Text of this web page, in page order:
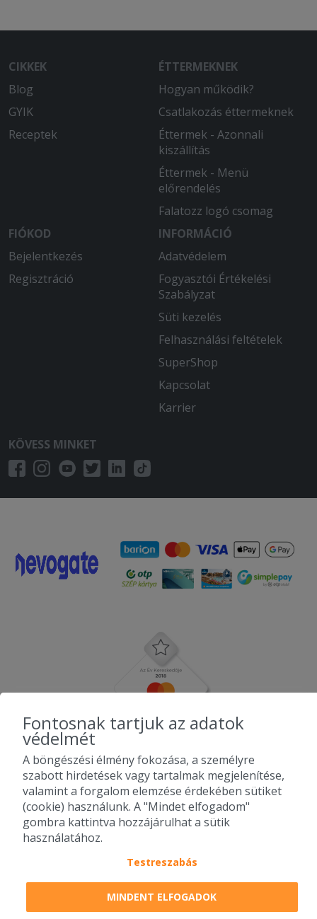
CIKKEK
Blog
GYIK
Receptek
ÉTTERMEKNEK
Hogyan működik?
Csatlakozás éttermeknek
Éttermek - Azonnali
kiszállítás
Éttermek - Menü
előrendelés
Falatozz logó csomag
FIÓKOD
Bejelentkezés
Regisztráció
INFORMÁCIÓ
Adatvédelem
Fogyasztói Értékelési
Szabályzat
Süti kezelés
Felhasználási feltételek
SuperShop
Kapcsolat
Karrier
KÖVESS MINKET
2010-2026 Copyright - Falatozz.hu - Diston-line Kft.
Pizza, gyros, hamburger, menük kedvező áron, egy helyen az összes
étterem ajánlata.
Fontosnak tartjuk az adatok
védelmét
A böngészési élmény fokozása, a személyre
szabott hirdetések vagy tartalmak megjelenítése,
valamint a forgalom elemzése érdekében sütiket
(cookie) használunk. A "Mindet elfogadom"
gombra kattintva hozzájárulhat a sütik
használatához.
Testreszabás
MINDENT ELFOGADOK